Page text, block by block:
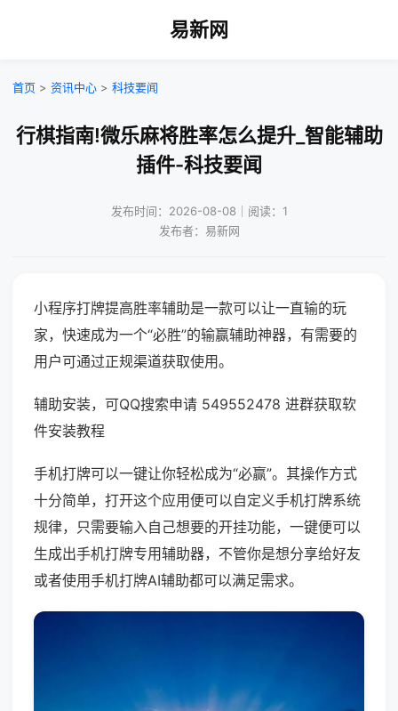
易新网
首页 > 资讯中心 > 科技要闻
行棋指南!微乐麻将胜率怎么提升_智能辅助
插件-科技要闻
发布时间：2026-08-08｜阅读：1
发布者：易新网
小程序打牌提高胜率辅助是一款可以让一直输的玩
家，快速成为一个“必胜”的输赢辅助神器，有需要的
用户可通过正规渠道获取使用。
辅助安装，可QQ搜索申请 549552478 进群获取软
件安装教程
手机打牌可以一键让你轻松成为“必赢”。其操作方式
十分简单，打开这个应用便可以自定义手机打牌系统
规律，只需要输入自己想要的开挂功能，一键便可以
生成出手机打牌专用辅助器，不管你是想分享给好友
或者使用手机打牌AI辅助都可以满足需求。